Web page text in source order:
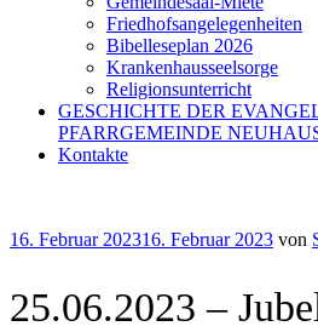
Friedhofsangelegenheiten
Bibelleseplan 2026
Krankenhausseelsorge
Religionsunterricht
GESCHICHTE DER
PFARRGEMEINDE
Kontakte
Veröffentlicht
16. Februar 202316. Februar 2023 von
25.06.2023 –